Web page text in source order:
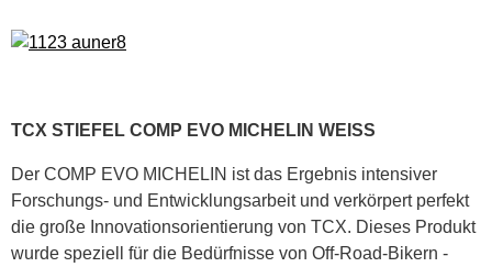
TCX STIEFEL COMP EVO MICHELIN WEISS
Der COMP EVO MICHELIN ist das Ergebnis intensiver
Forschungs- und Entwicklungsarbeit und verkörpert perfekt
die große Innovationsorientierung von TCX. Dieses Produkt
wurde speziell für die Bedürfnisse von Off-Road-Bikern -